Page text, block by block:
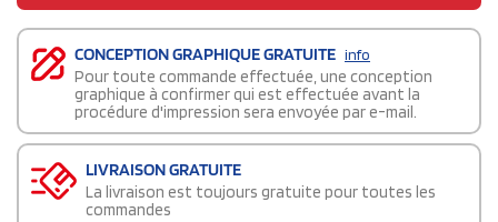
CONCEPTION GRAPHIQUE GRATUITE info
Pour toute commande effectuée, une conception
graphique à confirmer qui est effectuée avant la
procédure d'impression sera envoyée par e-mail.
LIVRAISON GRATUITE
La livraison est toujours gratuite pour toutes les
commandes